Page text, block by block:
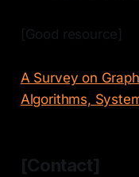
[Good resource]
A Survey on
Algorithms,
[Contact]